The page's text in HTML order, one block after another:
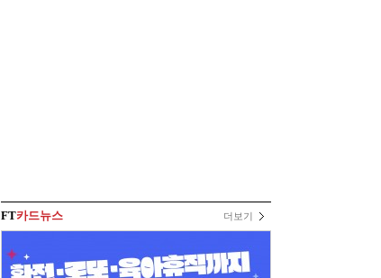
FT카드뉴스 더보기